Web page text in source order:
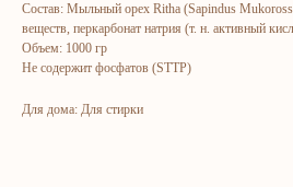
Состав: Мыльный орех Ritha (Sapindus
веществ, перкарбонат натрия (т. н. активный
Объем: 1000 гр
Не содержит фосфатов (STTP)
Для дома: Для стирки
Maxfiylik siyosati
Kosmetika
Ommaviy oferta